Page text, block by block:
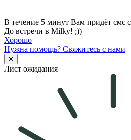
В течение 5 минут Вам придёт смс
До встречи в Milky! ;))
Хорошо
Нужна помощь? Свяжитесь с нами
✕
Лист ожидания